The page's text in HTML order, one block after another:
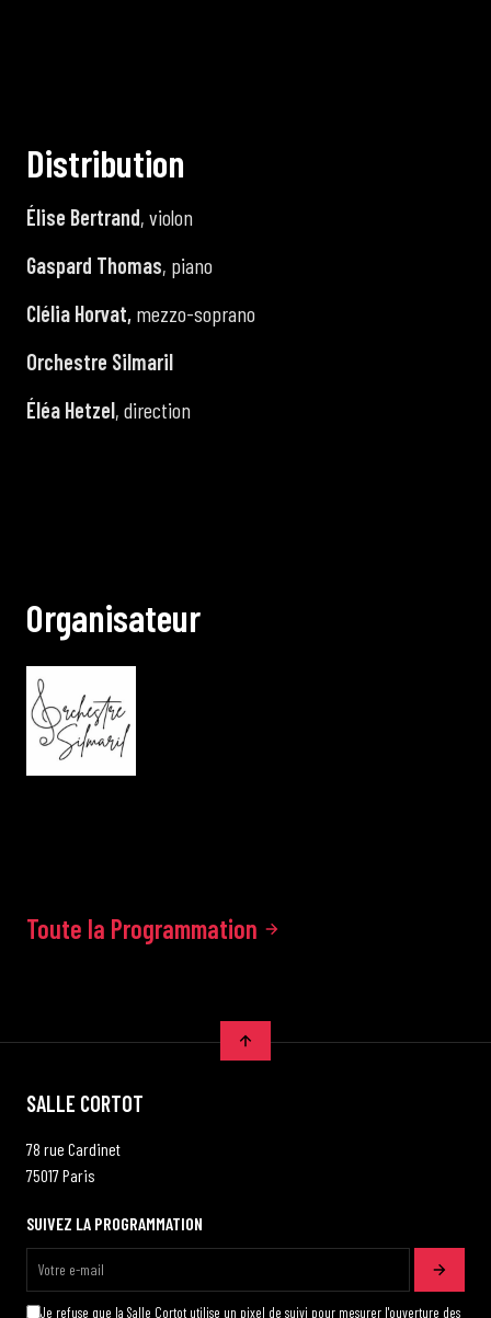
Distribution
Élise Bertrand, violon
Gaspard Thomas, piano
Clélia Horvat, mezzo-soprano
Orchestre Silmaril
Éléa Hetzel, direction
Organisateur
Toute la Programmation
SALLE CORTOT
78 rue Cardinet
75017 Paris
SUIVEZ LA PROGRAMMATION
Je refuse que la Salle Cortot utilise un pixel de suivi pour mesurer l'ouverture des